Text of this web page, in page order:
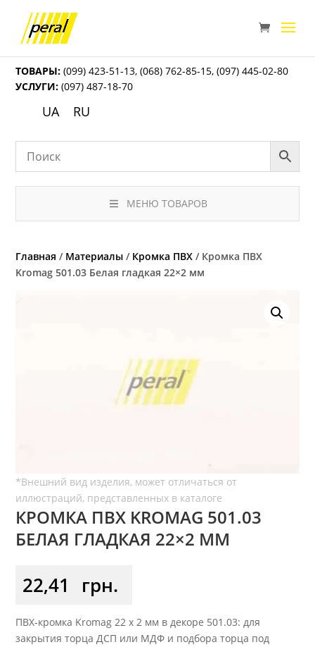
ТОВАРЫ: (099) 423-51-13,(068) 762-85-15,(097) 445-02-80
УСЛУГИ: (097) 487-18-70
UA RU
МЕНЮ ТОВАРОВ
Главная / Материалы / Кромка ПВХ / Кромка ПВХ
Kromag 501.03 Белая гладкая 22×2 мм
КРОМКА ПВХ KROMAG 501.03
БЕЛАЯ ГЛАДКАЯ 22×2 ММ
22,41 грн.
ПВХ-кромка Kromag 22 x 2 мм в декоре 501.03: для
закрытия торца ДСП или МДФ и подбора торца под